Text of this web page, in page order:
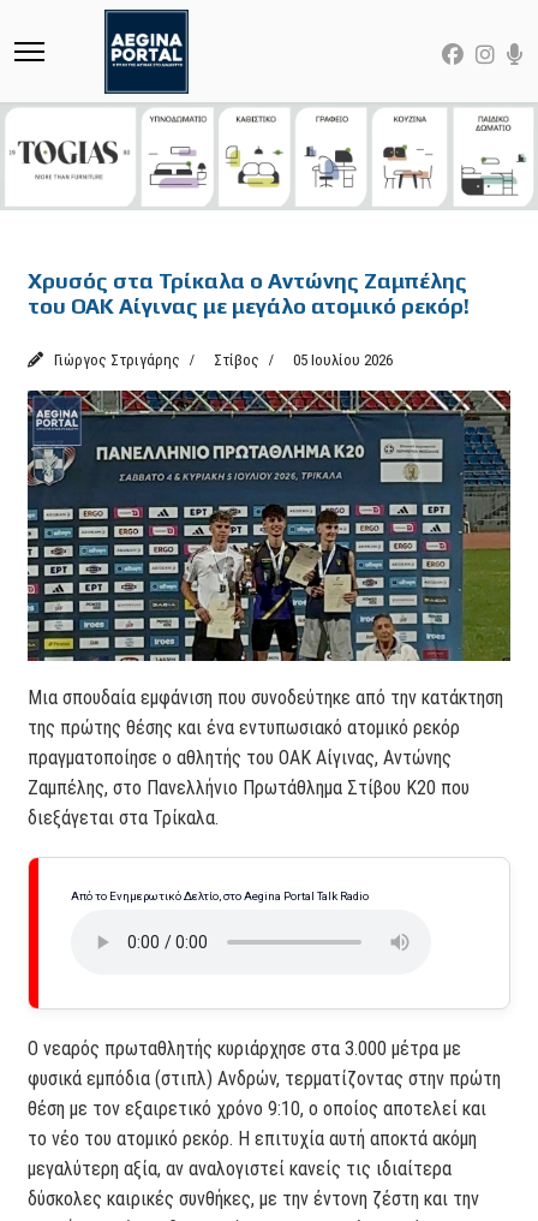
Χρυσός στα Τρίκαλα ο Αντώνης Ζαμπέλης
του ΟΑΚ Αίγινας με μεγάλο ατομικό ρεκόρ!
Γιώργος Στριγάρης Στίβος 05 Ιουλίου 2026
Μια σπουδαία εμφάνιση που συνοδεύτηκε από την κατάκτηση
της πρώτης θέσης και ένα εντυπωσιακό ατομικό ρεκόρ
πραγματοποίησε ο αθλητής του ΟΑΚ Αίγινας, Αντώνης
Ζαμπέλης, στο Πανελλήνιο Πρωτάθλημα Στίβου Κ20 που
διεξάγεται στα Τρίκαλα.
Από το Ενημερωτικό Δελτίο, στο Aegina Portal Talk Radio
Ο νεαρός πρωταθλητής κυριάρχησε στα 3.000 μέτρα με
φυσικά εμπόδια (στιπλ) Ανδρών, τερματίζοντας στην πρώτη
θέση με τον εξαιρετικό χρόνο 9:10, ο οποίος αποτελεί και
το νέο του ατομικό ρεκόρ. Η επιτυχία αυτή αποκτά ακόμη
μεγαλύτερη αξία, αν αναλογιστεί κανείς τις ιδιαίτερα
δύσκολες καιρικές συνθήκες, με την έντονη ζέστη και την